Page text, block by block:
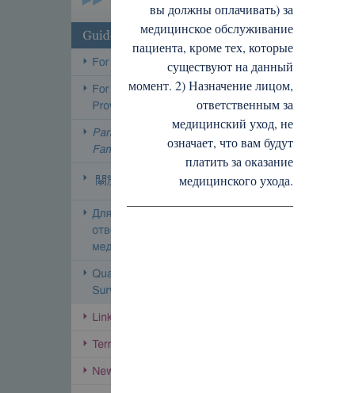
вы должны оплачивать) за
медицинское обслуживание
пациента, кроме тех, которые
существуют на данный
момент. 2) Назначение лицом,
ответственным за
медицинский уход, не
означает, что вам будут
платить за оказание
медицинского ухода.